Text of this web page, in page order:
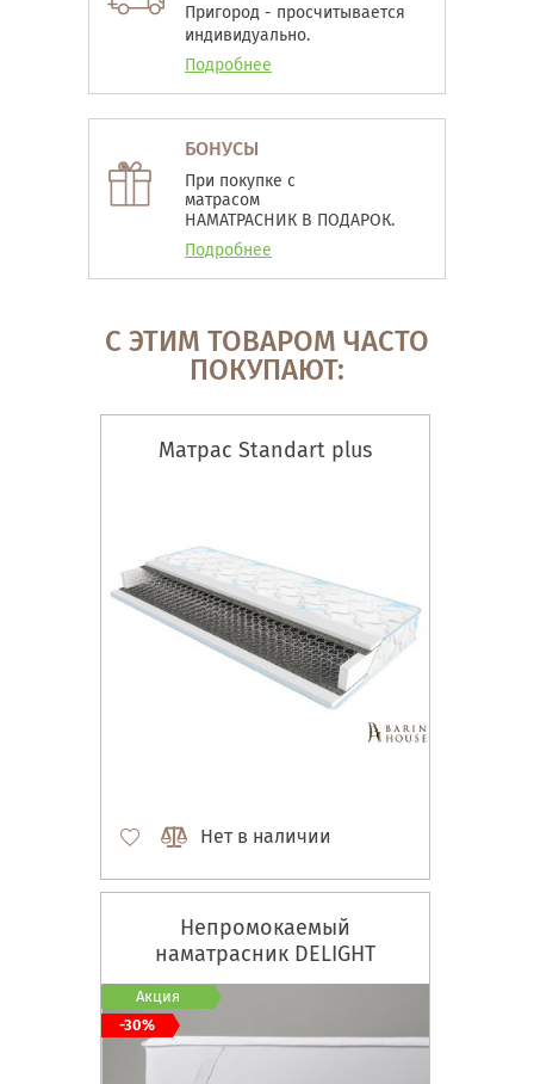
Пригород - просчитывается
индивидуально.
Подробнее
БОНУСЫ
При покупке с
матрасом
НАМАТРАСНИК В ПОДАРОК.
Подробнее
С ЭТИМ ТОВАРОМ ЧАСТО
ПОКУПАЮТ:
Матрас Standart plus
Нет в наличии
Непромокаемый
наматрасник DELIGHT
Акция
-30%